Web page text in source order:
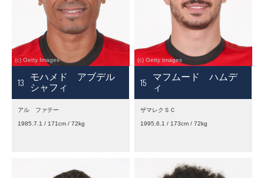
13
モハメド アブデル
シャフィ
アル ファテー
1985.7.1 / 171cm / 72kg
15
マフムード ハムデ
ィ
ザマレクＳＣ
1995.6.1 / 173cm / 72kg